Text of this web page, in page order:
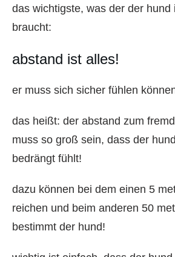
das wichtigste, was der der hund
braucht:
abstand ist alles!
er muss sich sicher fühlen
das heißt: der abstand zum
muss so groß sein, dass der
bedrängt fühlt!
dazu können bei dem einen 5
reichen und beim anderen 50
bestimmt der hund!